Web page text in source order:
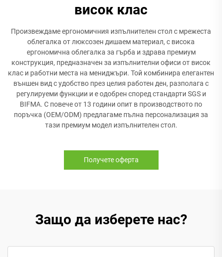
висок клас
Произвеждаме ергономичния изпълнителен стол с мрежеста
облегалка от люксозен дишаем материал, с висока
ергономична облегалка за гърба и здрава премиум
конструкция, предназначен за изпълнителни офиси от висок
клас и работни места на мениджъри. Той комбинира елегантен
външен вид с удобство през целия работен ден, разполага с
регулируеми функции и е одобрен според стандарти SGS и
BIFMA. С повече от 13 години опит в производството по
поръчка (OEM/ODM) предлагаме пълна персонализация за
тази премиум модел изпълнителен стол.
Получете оферта
Защо да изберете нас?